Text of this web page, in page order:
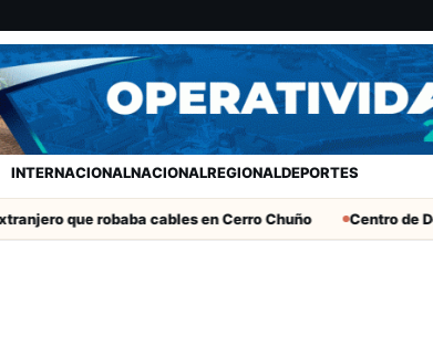
INTERNACIONALNACIONALREGIONALDEPORTES
robaba cables en Cerro Chuño Centro de Desarrollo